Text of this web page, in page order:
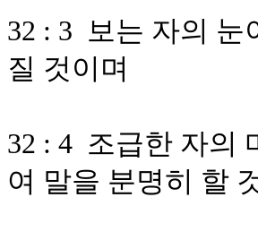
32 : 3 보는 자의 눈
질 것이며
32 : 4 조급한 자의
여 말을 분명히 할